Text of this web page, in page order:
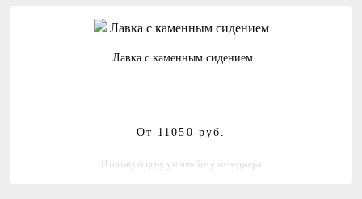
Лавка с каменным сидением
От 11050 руб.
Итоговую цену уточняйте у менеджера